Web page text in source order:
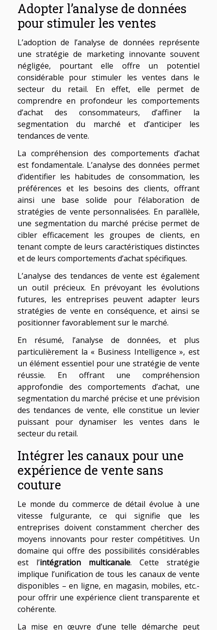
Adopter l’analyse de données
pour stimuler les ventes
L’adoption de l’analyse de données représente
une stratégie de marketing innovante souvent
négligée, pourtant elle offre un potentiel
considérable pour stimuler les ventes dans le
secteur du retail. En effet, elle permet de
comprendre en profondeur les comportements
d’achat des consommateurs, d’affiner la
segmentation du marché et d’anticiper les
tendances de vente.
La compréhension des comportements d’achat
est fondamentale. L’analyse des données permet
d’identifier les habitudes de consommation, les
préférences et les besoins des clients, offrant
ainsi une base solide pour l’élaboration de
stratégies de vente personnalisées. En parallèle,
une segmentation du marché précise permet de
cibler efficacement les groupes de clients, en
tenant compte de leurs caractéristiques distinctes
et de leurs comportements d’achat spécifiques.
L’analyse des tendances de vente est également
un outil précieux. En prévoyant les évolutions
futures, les entreprises peuvent adapter leurs
stratégies de vente en conséquence, et ainsi se
positionner favorablement sur le marché.
En résumé, l’analyse de données, et plus
particulièrement la « Business Intelligence », est
un élément essentiel pour une stratégie de vente
réussie. En offrant une compréhension
approfondie des comportements d’achat, une
segmentation du marché précise et une prévision
des tendances de vente, elle constitue un levier
puissant pour dynamiser les ventes dans le
secteur du retail.
Intégrer les canaux pour une
expérience de vente sans
couture
Le monde du commerce de détail évolue à une
vitesse fulgurante, ce qui signifie que les
entreprises doivent constamment chercher des
moyens innovants pour rester compétitives. Un
domaine qui offre des possibilités considérables
est l’intégration multicanale. Cette stratégie
implique l’unification de tous les canaux de vente
disponibles – en ligne, en magasin, mobiles, etc.-
pour offrir une expérience client transparente et
cohérente.
La mise en œuvre d’une telle démarche peut